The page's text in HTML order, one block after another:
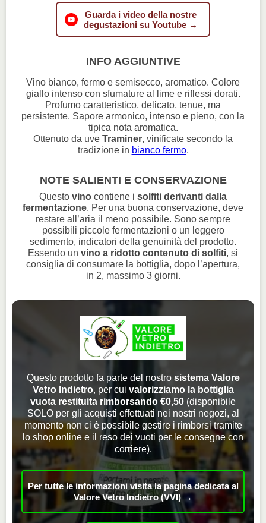
Guarda i video della nostre
degustazioni su Youtube →
INFO AGGIUNTIVE
Vino bianco, fermo e semisecco, aromatico. Colore
giallo intenso con sfumature al lime e riflessi dorati.
Profumo caratteristico, delicato, tenue, ma
persistente. Sapore armonico, intenso e pieno, con la
tipica nota aromatica.
Ottenuto da uve Traminer, vinificate secondo la
tradizione in bianco fermo.
NOTE SALIENTI E CONSERVAZIONE
Questo vino contiene i solfiti derivanti dalla
fermentazione. Per una buona conservazione, deve
restare all’aria il meno possibile. Sono sempre
possibili piccole fermentazioni o un leggero
sedimento, indicatori della genuinità del prodotto.
Essendo un vino a ridotto contenuto di solfiti, si
consiglia di consumare la bottiglia, dopo l’apertura,
in 2, massimo 3 giorni.
Questo prodotto fa parte del nostro sistema Valore
Vetro Indietro, per cui valorizziamo la bottiglia
vuota restituita rimborsando €0,50 (disponibile
SOLO per gli acquisti effettuati nei nostri negozi, al
momento non ci è possibile gestire i rimborsi tramite
lo shop online e il reso dei vuoti per le consegne con
corriere).
Per tutte le informazioni visita la pagina dedicata al
Valore Vetro Indietro (VVI) →